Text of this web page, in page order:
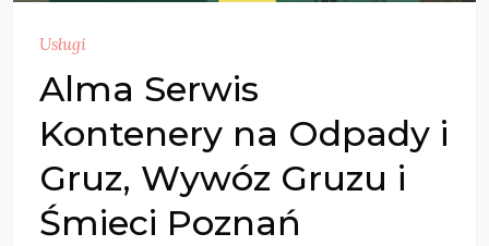
Usługi
Alma Serwis
Kontenery na Odpady i
Gruz, Wywóz Gruzu i
Śmieci Poznań